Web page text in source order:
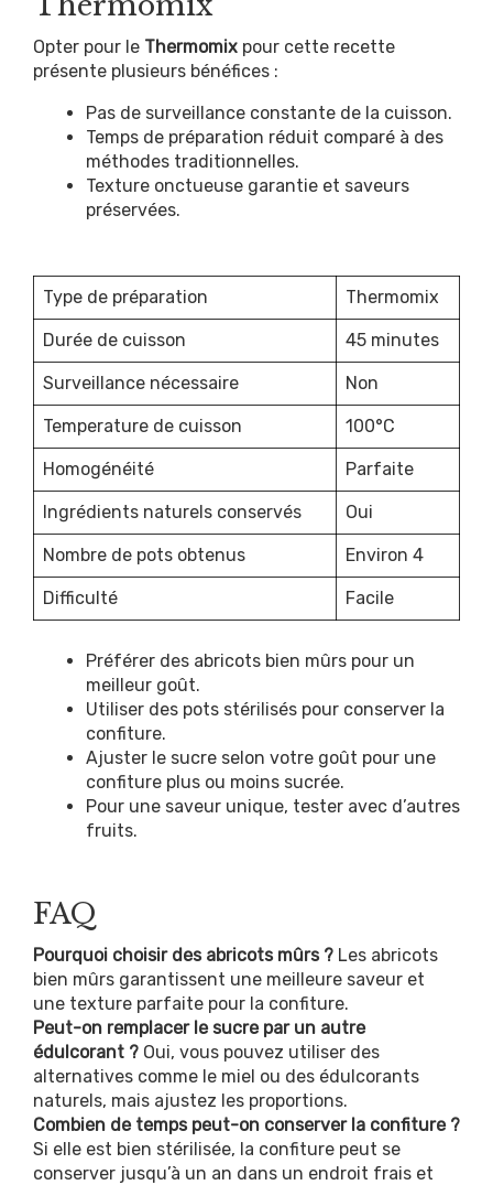
Opter pour le Thermomix pour cette recette
présente plusieurs bénéfices :
Pas de surveillance constante de la cuisson.
Temps de préparation réduit comparé à des
méthodes traditionnelles.
Texture onctueuse garantie et saveurs
préservées.
Type de préparation Thermomix
Durée de cuisson 45 minutes
Surveillance nécessaire Non
Temperature de cuisson 100°C
Homogénéité Parfaite
Ingrédients naturels conservés Oui
Nombre de pots obtenus Environ 4
Difficulté Facile
Préférer des abricots bien mûrs pour un
meilleur goût.
Utiliser des pots stérilisés pour conserver la
confiture.
Ajuster le sucre selon votre goût pour une
confiture plus ou moins sucrée.
Pour une saveur unique, tester avec d’autres
fruits.
FAQ
Pourquoi choisir des abricots mûrs ? Les abricots
bien mûrs garantissent une meilleure saveur et
une texture parfaite pour la confiture.
Peut-on remplacer le sucre par un autre
édulcorant ? Oui, vous pouvez utiliser des
alternatives comme le miel ou des édulcorants
naturels, mais ajustez les proportions.
Combien de temps peut-on conserver la confiture ?
Si elle est bien stérilisée, la confiture peut se
conserver jusqu’à un an dans un endroit frais et